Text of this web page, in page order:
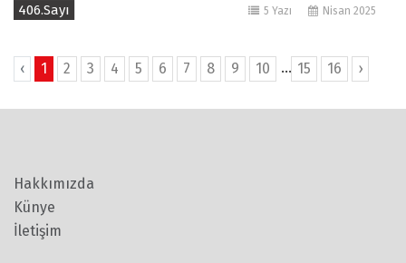
406.Sayı Nisan 2025
5 Yazı
‹ 1 2 3 4 5 6 7 8 9 10 ... 15 16 ›
Hakkımızda
Künye
İletişim